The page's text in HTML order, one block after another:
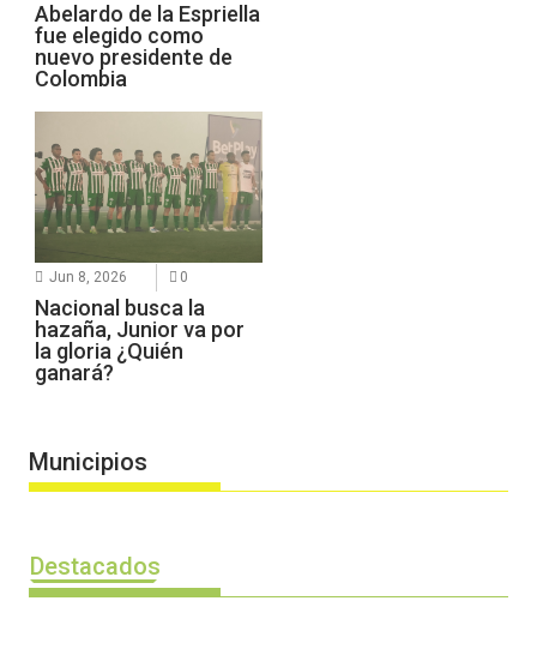
Abelardo de la Espriella
fue elegido como
nuevo presidente de
Colombia
Jun 8, 2026 0
Nacional busca la
hazaña, Junior va por
la gloria ¿Quién
ganará?
Municipios
Destacados